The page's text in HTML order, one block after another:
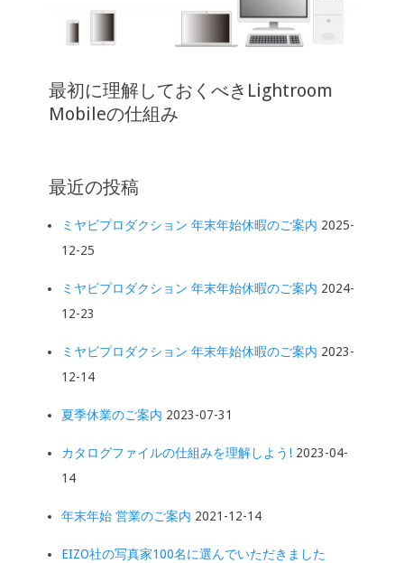
最初に理解しておくべきLightroom
Mobileの仕組み
最近の投稿
ミヤビプロダクション 年末年始休暇のご案内 2025-
12-25
ミヤビプロダクション 年末年始休暇のご案内 2024-
12-23
ミヤビプロダクション 年末年始休暇のご案内 2023-
12-14
夏季休業のご案内 2023-07-31
カタログファイルの仕組みを理解しよう! 2023-04-
14
年末年始 営業のご案内 2021-12-14
EIZO社の写真家100名に選んでいただきました